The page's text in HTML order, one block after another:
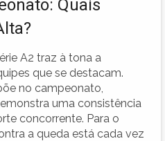
Quais
A2 traz à tona a
que se destacam.
no campeonato,
uma consistência
concorrente. Para o
a queda está cada vez